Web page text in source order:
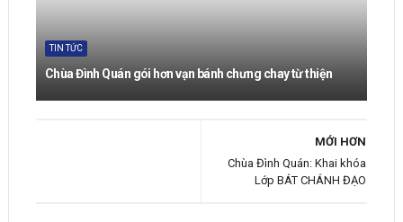
TIN TỨC
Chùa Đình Quán gói hơn vạn bánh chưng chay từ thiện
MỚI HƠN
Chùa Đình Quán: Khai khóa
Lớp BÁT CHÁNH ĐẠO